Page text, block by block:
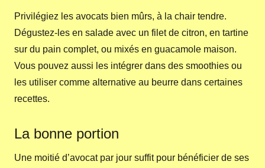
Privilégiez les avocats bien mûrs, à la chair tendre.
Dégustez-les en salade avec un filet de citron, en tartine
sur du pain complet, ou mixés en guacamole maison.
Vous pouvez aussi les intégrer dans des smoothies ou
les utiliser comme alternative au beurre dans certaines
recettes.
La bonne portion
Une moitié d’avocat par jour suffit pour bénéficier de ses